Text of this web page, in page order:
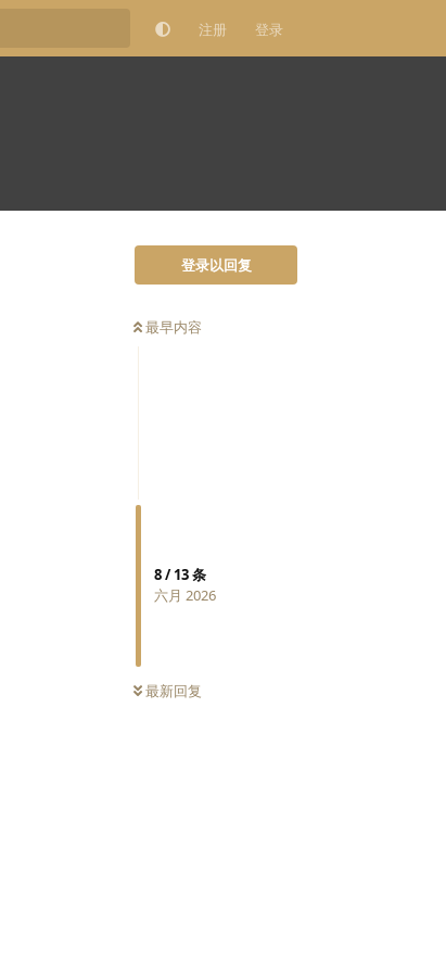
注册 登录
登录以回复
最早内容
8/13条
六月 2026
最新回复